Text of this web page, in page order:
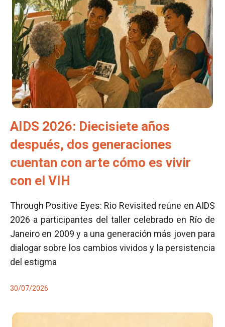
AIDS 2026: Diecisiete años
después, dos generaciones
cuentan con arte cómo es vivir
con el VIH
Through Positive Eyes: Rio Revisited reúne en AIDS
2026 a participantes del taller celebrado en Río de
Janeiro en 2009 y a una generación más joven para
dialogar sobre los cambios vividos y la persistencia
del estigma
30/07/2026